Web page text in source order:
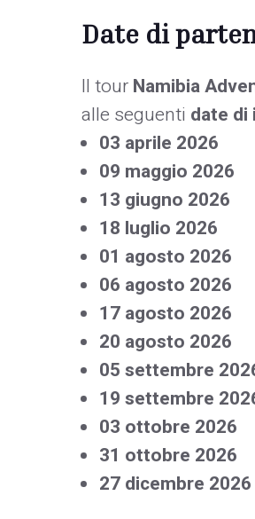
Date di
Il tourNamibia
alle seguenti date di
03 aprile 2026
09 maggio 2026
13 giugno 2026
18 luglio 2026
01 agosto 2026
06 agosto 2026
17 agosto 2026
20 agosto 2026
05 settembre
19 settembre
03 ottobre 2026
31 ottobre 2026
27 dicembre 2026